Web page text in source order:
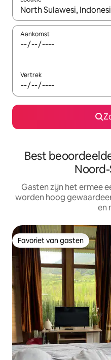
Wanneer er suggesties
Aankomst
Vertrek
Best
Gasten zijn het ermee
worden hoog
en
Favoriet van gasten
Favoriet van gasten